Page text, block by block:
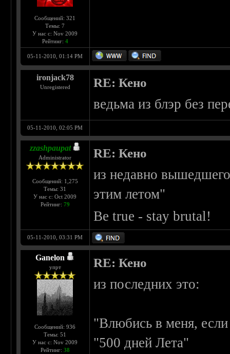
Сообщений: 321
Темы: 7
У нас с: Nov 2009
Рейтинг: 4
05-11-2010, 01:14 PM
ironjack78
Unregistered RE: Кено
ведьма из блэр без
05-11-2010, 02:05 PM
zzashpaupat
Administrator
Сообщений: 1,275
Темы: 31
У нас с: Oct 2009
Рейтинг: 79
RE: Кено
из недавно
этим летом"
Be true - stay brutal!
05-11-2010, 03:31 PM
Ganelon
упрт
Сообщений: 936
Темы: 51
У нас с: Nov 2009
Рейтинг: 38
RE: Кено
из последних это:
"Влюбись в меня,
"500 дней Лета"